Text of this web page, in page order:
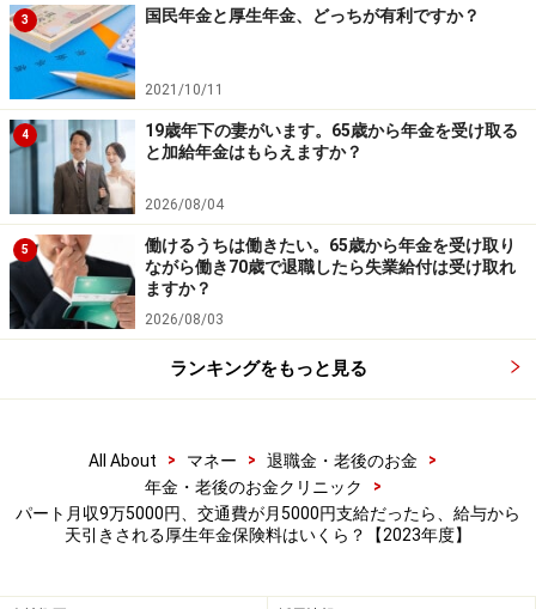
【編集部からのお知らせ】
・「家計」について、
中です！
※抽選で20名にAmazonギフト券1000円分プレゼント
※謝礼付きの限定アンケートやモニター企画に参加が可能に
なります
3 国民年金と厚生年金、どっちが有利ですか？
2021/10/11
4
19歳年下の妻がいます。65歳から年金を受け取る
と加給年金はもらえますか？
2026/08/04
5
働けるうちは働きたい。65歳から年金を受け取り
ながら働き70歳で退職したら失業給付は受け取れ
ますか？
2026/08/03
ランキングをもっと見る
All About > マネー > 退職金・老後のお金
>
年金・老後のお金クリニック
>
パート月収9万5000円、交通費が月5000円支給だったら、給与から
天引きされる厚生年金保険料はいくら？【2023年度】